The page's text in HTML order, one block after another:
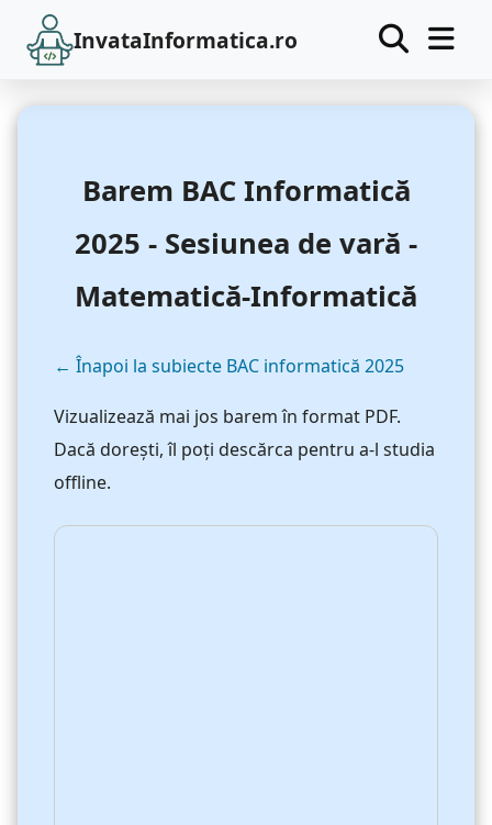
InvataInformatica.ro
Barem BAC Informatică
2025 - Sesiunea de vară -
Matematică-Informatică
← Înapoi la subiecte BAC informatică 2025
Vizualizează mai jos barem în format PDF.
Dacă dorești, îl poți descărca pentru a-l studia
offline.